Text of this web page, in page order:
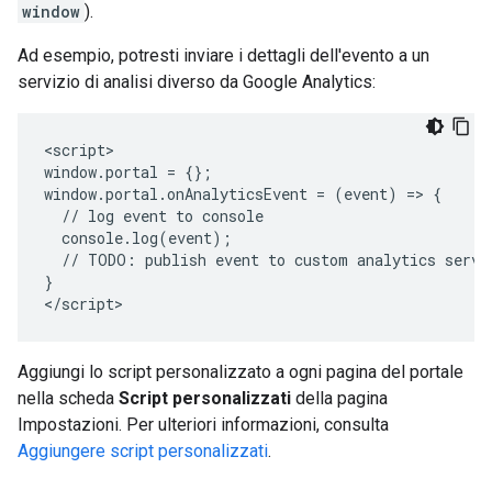
window ).
Ad esempio, potresti inviare i dettagli dell'evento a un
servizio di analisi diverso da Google Analytics:
<script>
window.portal = {};
window.portal.onAnalyticsEvent = (event) => {
// log event to console
console.log(event);
// TODO: publish event to custom analytics
}
Aggiungi lo script personalizzato a ogni pagina del portale
nella scheda Script personalizzati della pagina
Impostazioni. Per ulteriori informazioni, consulta
Aggiungere script personalizzati.